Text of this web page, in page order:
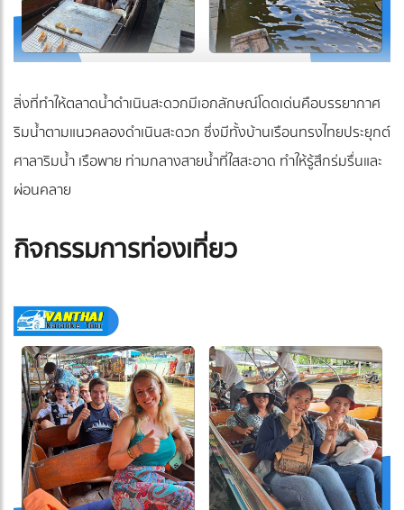
สิ่งที่ทำให้ตลาดน้ำดำเนินสะดวกมีเอกลักษณ์โดดเด่นคือบรรยากาศ
ริมน้ำตามแนวคลองดำเนินสะดวก ซึ่งมีทั้งบ้านเรือนทรงไทยประยุกต์
ศาลาริมน้ำ เรือพาย ท่ามกลางสายน้ำที่ใสสะอาด ทำให้รู้สึกร่มรื่นและ
ผ่อนคลาย
กิจกรรมการท่องเที่ยว